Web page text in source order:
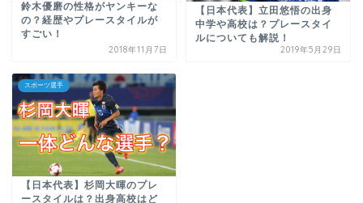
鈴木優磨の性格がヤンキーな
の？経歴やプレースタイルが
すごい！
2018年11月7日
【日本代表】立田悠悟の出身
中学や高校は？プレースタイ
ルについても解説！
2019年5月29日
スポーツ選手
【日本代表】杉岡大暉のプレ
ースタイルは？出身高校はど